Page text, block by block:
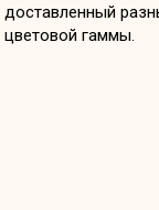
доставленный
цветовой гаммы.